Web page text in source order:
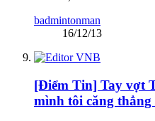
badmintonman
16/12/13
[Điểm Tin] Tay vợt
mình tôi căng thẳng